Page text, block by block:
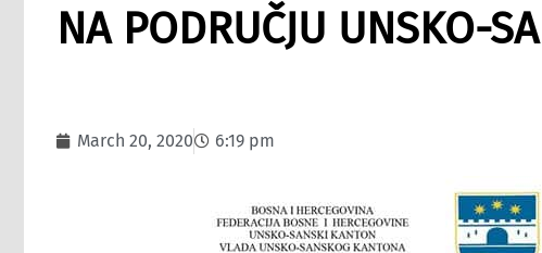
NA PODRUČJU UNSKO-
March 20, 2020 6:19 pm